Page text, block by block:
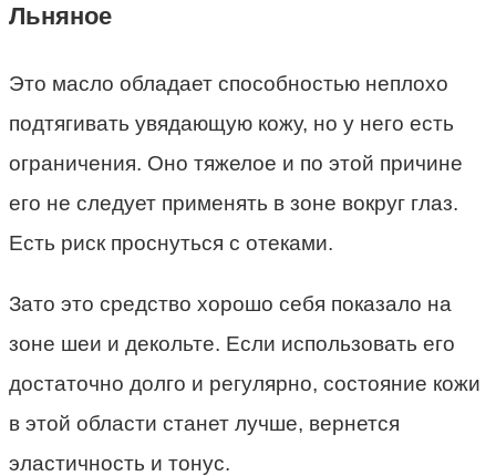
Льняное
Это масло обладает способностью неплохо
подтягивать увядающую кожу, но у него есть
ограничения. Оно тяжелое и по этой причине
его не следует применять в зоне вокруг глаз.
Есть риск проснуться с отеками.
Зато это средство хорошо себя показало на
зоне шеи и декольте. Если использовать его
достаточно долго и регулярно, состояние кожи
в этой области станет лучше, вернется
эластичность и тонус.